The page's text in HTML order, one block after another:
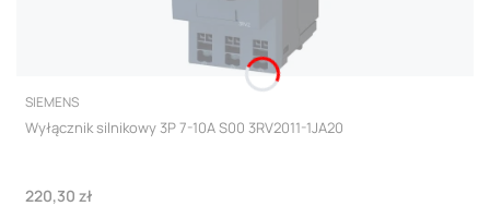
PRODUCENT
SIEMENS
Wyłącznik silnikowy 3P 7-10A S00 3RV2011-1JA20
Cena
220,30 zł